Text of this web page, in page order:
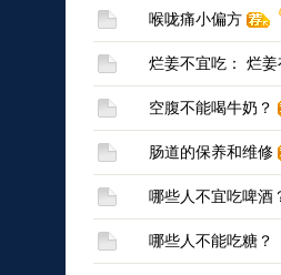
喉咙痛小偏方
烂姜不宜吃： 烂
空腹不能喝牛奶？
肠道的保养和维修
哪些人不宜吃啤酒
哪些人不能吃糖？